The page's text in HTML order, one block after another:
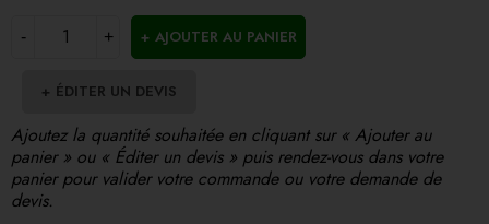
AJOUTER AU PANIER
ÉDITER UN DEVIS
Ajoutez la quantité souhaitée en cliquant sur « Ajouter au
panier » ou « Éditer un devis » puis rendez-vous dans votre
panier pour valider votre commande ou votre demande de
devis.